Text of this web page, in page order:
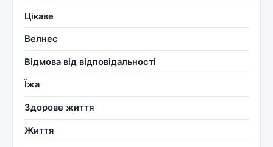
Цікаве
Велнес
Відмова від відповідальності
Їжа
Здорове життя
Життя